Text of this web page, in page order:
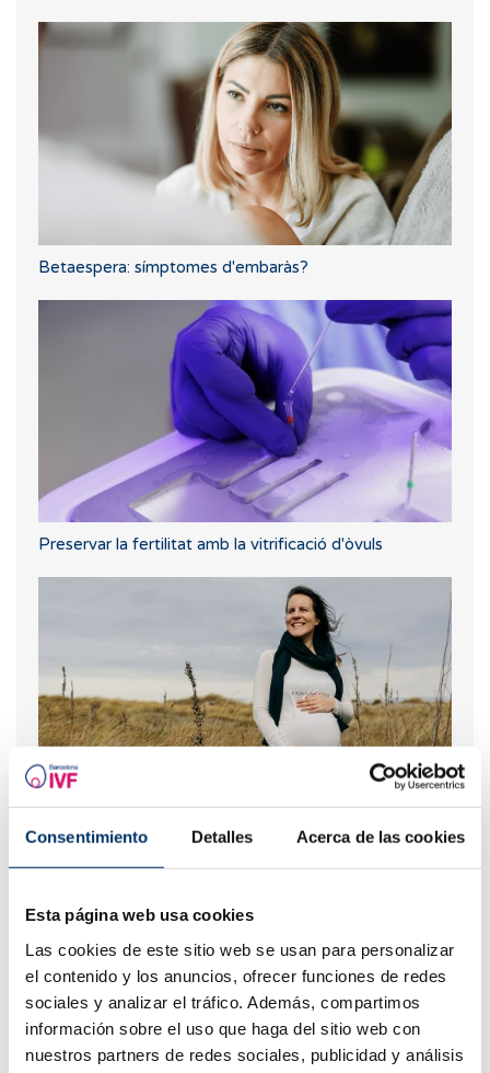
Consentimiento Detalles Acerca de las cookies
Esta página web usa cookies
Las cookies de este sitio web se usan para personalizar
el contenido y los anuncios, ofrecer funciones de redes
sociales y analizar el tráfico. Además, compartimos
información sobre el uso que haga del sitio web con
nuestros partners de redes sociales, publicidad y análisis
Betaespera: símptomes d'embaràs?
Preservar la fertilitat amb la vitrificació d'òvuls
40 anys?